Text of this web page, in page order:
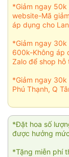
*Giảm ngay
website-Mã
áp dụng cho
*Giảm ngay
600k-Không áp
Zalo để shop hỗ
*Giảm ngay 30k
Phú Thạnh, Q
*Đặt hoa số
được hưởng
*Tặng miễn phí